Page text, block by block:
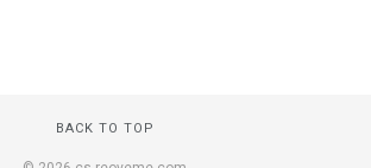
BACK TO TOP